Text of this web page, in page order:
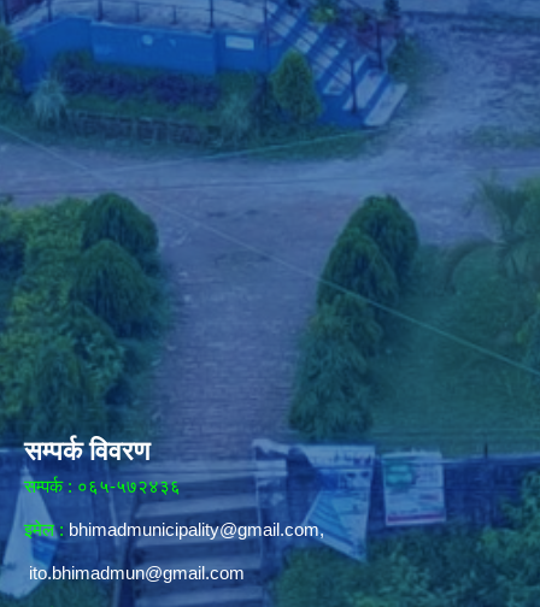
सम्पर्क विवरण
सम्पर्क : ०६५-५७२४३६
इमेल : bhimadmunicipality@gmail.com,
ito.bhimadmun@gmail.com